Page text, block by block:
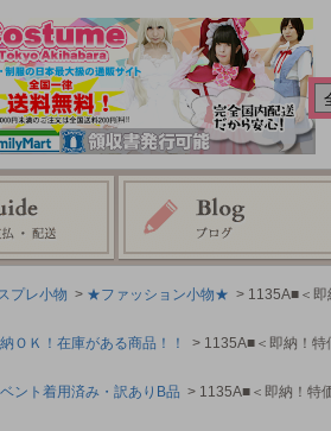
プレ小物 > ★ファッション小物★ > 1135A■＜
ＯＫ！在庫がある商品！！
> 1135A■＜即納！
ント着用済み・訳ありB品 > 1135A■＜即納！特